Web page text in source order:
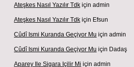
Ateşkes Nasıl Yazılır Tdk için admin
Ateşkes Nasıl Yazılır Tdk için Efsun
Cûdî Ismi Kuranda Geçiyor Mu için admin
Cûdî Ismi Kuranda Geçiyor Mu için Dadaş
Aparey Ile Sigara Içilir Mi için admin